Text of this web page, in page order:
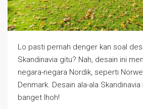
Lo pasti pernah denger kan soal
Skandinavia gitu? Nah, desain ini
negara-negara Nordik, seperti
Denmark. Desain ala-ala Skandinavia
banget lhoh!